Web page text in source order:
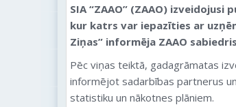
SIA “ZAAO” (ZAAO) izveidojusi
kur katrs var iepazīties ar
Ziņas” informēja ZAAO
Pēc viņas teiktā, gadagrāmatas
informējot sadarbības partnerus
statistiku un nākotnes plāniem.